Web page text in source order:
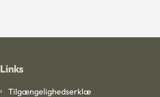
Links
Tilgængelighedserklæ